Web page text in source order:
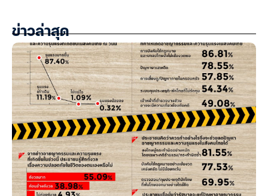
ข่าวล่าสุด